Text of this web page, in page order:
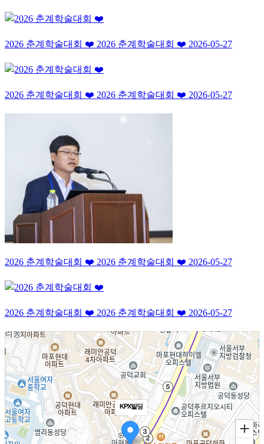
2026 춘계학술대회 ❤️ 2026 춘계학술대회 ❤️ 2026-05-27
2026 춘계학술대회 ❤️ 2026 춘계학술대회 ❤️ 2026-05-27
2026 춘계학술대회 ❤️ 2026 춘계학술대회 ❤️ 2026-05-27
2026 춘계학술대회 ❤️ 2026 춘계학술대회 ❤️ 2026-05-27
KPX빌딩